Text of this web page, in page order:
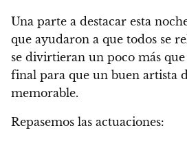
Una parte a destacar esta
que ayudaron a que todos se
se divirtieran un poco más que
final para que un buen artista
memorable.
Repasemos las actuaciones: